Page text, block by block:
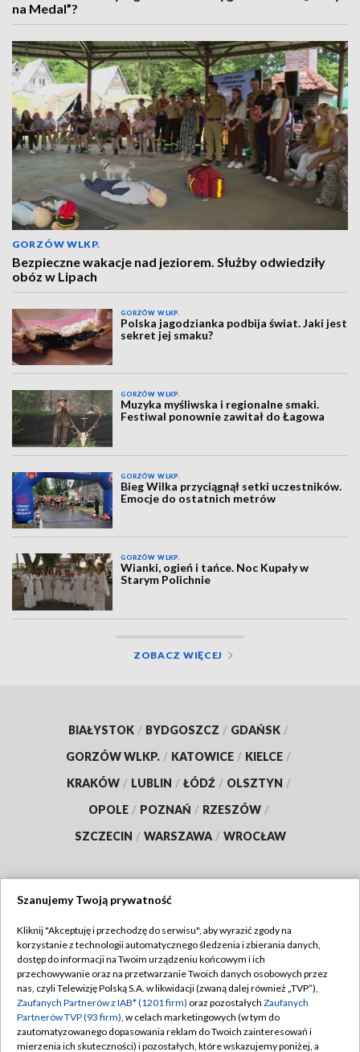
na Medal”?
GORZÓW WLKP.
Bezpieczne wakacje nad jeziorem. Służby odwiedziły
obóz w Lipach
GORZÓW WLKP.
Polska jagodzianka podbija świat. Jaki jest
sekret jej smaku?
GORZÓW WLKP.
Muzyka myśliwska i regionalne smaki.
Festiwal ponownie zawitał do Łagowa
GORZÓW WLKP.
Bieg Wilka przyciągnął setki uczestników.
Emocje do ostatnich metrów
GORZÓW WLKP.
Wianki, ogień i tańce. Noc Kupały w
Starym Polichnie
ZOBACZ WIĘCEJ
BIAŁYSTOK / BYDGOSZCZ / GDAŃSK /
GORZÓW WLKP. / KATOWICE / KIELCE /
KRAKÓW / LUBLIN / ŁÓDŹ / OLSZTYN /
OPOLE / POZNAŃ / RZESZÓW /
SZCZECIN / WARSZAWA / WROCŁAW
TVP
Abonament TVP
Emisja w TVP
Centrum informacji TVP
Regulamin TVP
Polityka prywatności
Moje zgody
Szanujemy Twoją prywatność
Kliknij "Akceptuję i przechodzę do serwisu", aby wyrazić zgody na
korzystanie z technologii automatycznego śledzenia i zbierania danych,
dostęp do informacji na Twoim urządzeniu końcowym i ich
przechowywanie oraz na przetwarzanie Twoich danych osobowych przez
nas, czyli Telewizję Polską S.A. w likwidacji (zwaną dalej również „TVP”),
Zaufanych Partnerów z IAB* (1201 firm) oraz pozostałych Zaufanych
Partnerów TVP (93 firm), w celach marketingowych (w tym do
zautomatyzowanego dopasowania reklam do Twoich zainteresowań i
mierzenia ich skuteczności) i pozostałych, które wskazujemy poniżej, a